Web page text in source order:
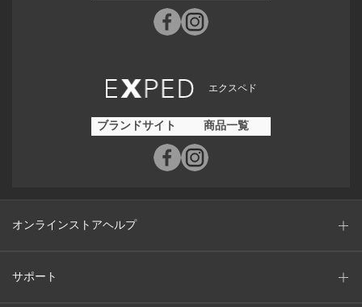
エクスペド
ブランドサイト 商品一覧
オンラインストアヘルプ
サポート